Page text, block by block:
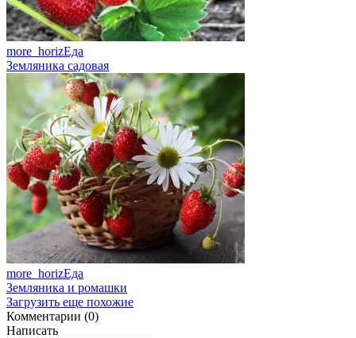
more_horizЕда
Земляника садовая
more_horizЕда
Земляника и ромашки
Загрузить еще похожие
Комментарии (0)
Написать